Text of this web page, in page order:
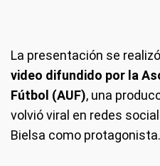
La presentación se
video difundido por la
Fútbol (AUF), una
volvió viral en redes
Bielsa como protagonista.